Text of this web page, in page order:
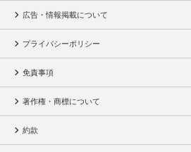
広告・情報掲載について
プライバシーポリシー
免責事項
著作権・商標について
約款